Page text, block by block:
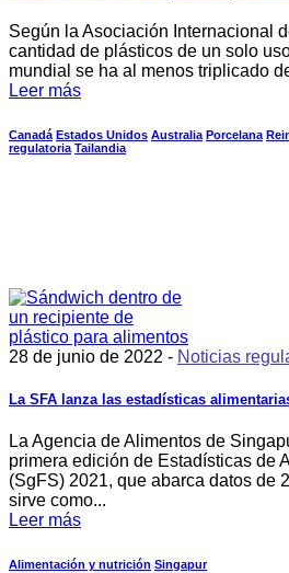
Según la Asociación Internacional
cantidad de plásticos de un solo
mundial se ha al menos triplicado
Leer más
Canadá Estados Unidos Australia Porcelana
regulatoria Tailandia
28 de junio de 2022 - Noticias
La SFA lanza las estadísticas
La Agencia de Alimentos de
primera edición de Estadísticas de
(SgFS) 2021, que abarca datos de
sirve como...
Leer más
Alimentación y nutrición Singapur